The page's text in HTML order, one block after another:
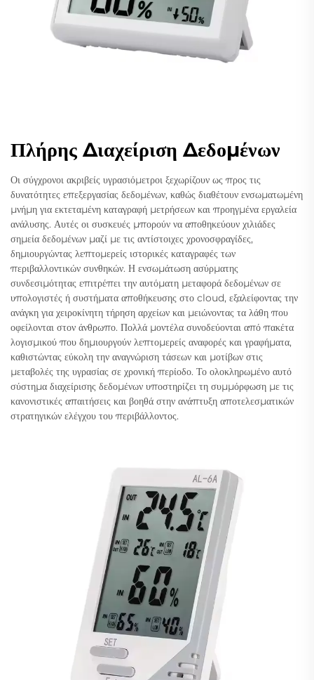
Πλήρης Διαχείριση Δεδομένων
Οι σύγχρονοι ακριβείς υγρασιόμετροι ξεχωρίζουν ως προς τις
δυνατότητες επεξεργασίας δεδομένων, καθώς διαθέτουν ενσωματωμένη
μνήμη για εκτεταμένη καταγραφή μετρήσεων και προηγμένα εργαλεία
ανάλυσης. Αυτές οι συσκευές μπορούν να αποθηκεύουν χιλιάδες
σημεία δεδομένων μαζί με τις αντίστοιχες χρονοσφραγίδες,
δημιουργώντας λεπτομερείς ιστορικές καταγραφές των
περιβαλλοντικών συνθηκών. Η ενσωμάτωση ασύρματης
συνδεσιμότητας επιτρέπει την αυτόματη μεταφορά δεδομένων σε
υπολογιστές ή συστήματα αποθήκευσης στο cloud, εξαλείφοντας την
ανάγκη για χειροκίνητη τήρηση αρχείων και μειώνοντας τα λάθη που
οφείλονται στον άνθρωπο. Πολλά μοντέλα συνοδεύονται από πακέτα
λογισμικού που δημιουργούν λεπτομερείς αναφορές και γραφήματα,
καθιστώντας εύκολη την αναγνώριση τάσεων και μοτίβων στις
μεταβολές της υγρασίας σε χρονική περίοδο. Το ολοκληρωμένο αυτό
σύστημα διαχείρισης δεδομένων υποστηρίζει τη συμμόρφωση με τις
κανονιστικές απαιτήσεις και βοηθά στην ανάπτυξη αποτελεσματικών
στρατηγικών ελέγχου του περιβάλλοντος.